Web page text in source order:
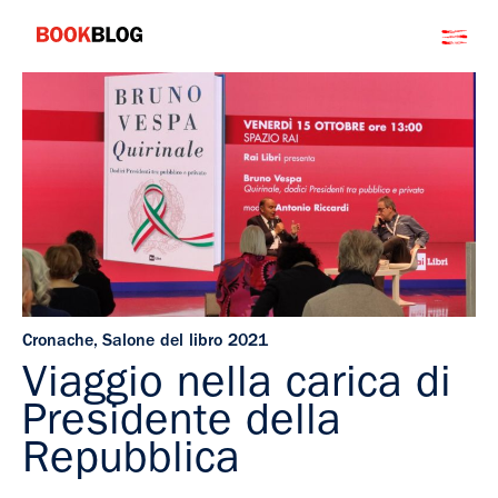
contenuto
Bookblog
Cronache, Salone del libro 2021
Viaggio nella carica di
Presidente della
Repubblica